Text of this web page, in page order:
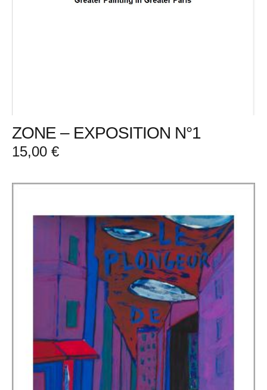
ZONE – EXPOSITION N°1
15,00 €